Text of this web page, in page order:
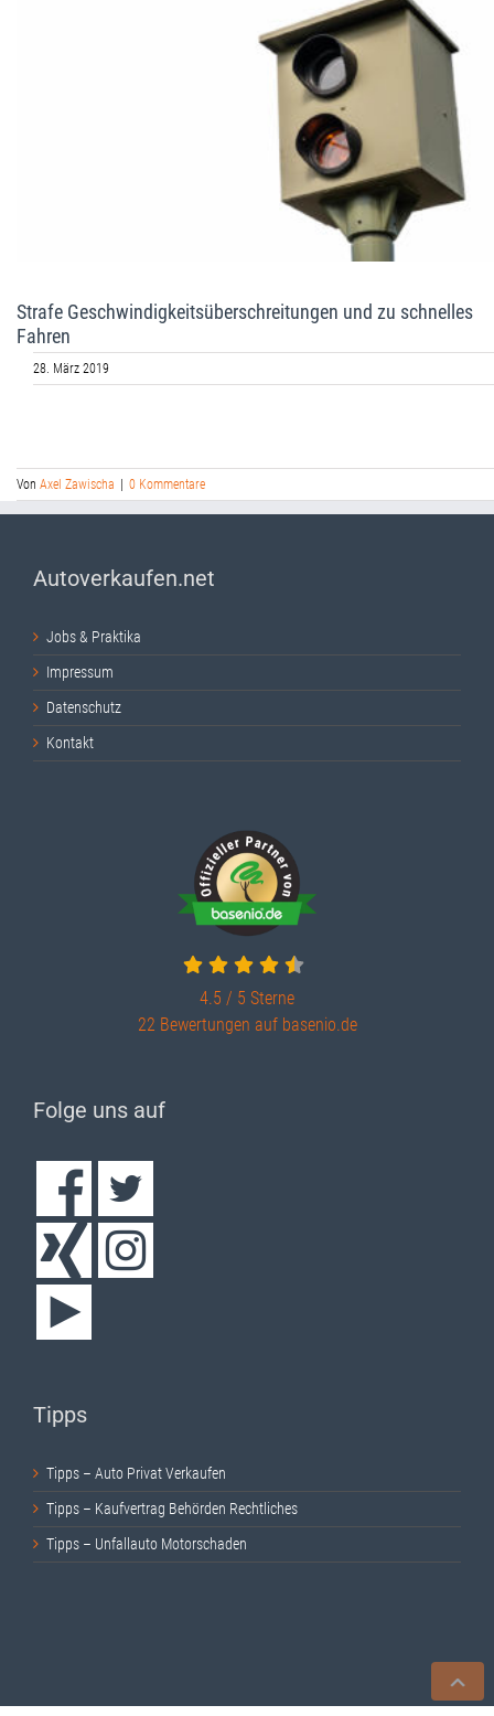
Strafe Geschwindigkeitsüberschreitungen und zu schnelles
Fahren
28. März 2019
Von Axel Zawischa | 0 Kommentare
Autoverkaufen.net
Jobs & Praktika
Impressum
Datenschutz
Kontakt
4.5 / 5 Sterne
22 Bewertungen auf basenio.de
Folge uns auf
Tipps
Tipps – Auto Privat Verkaufen
Tipps – Kaufvertrag Behörden Rechtliches
Tipps – Unfallauto Motorschaden